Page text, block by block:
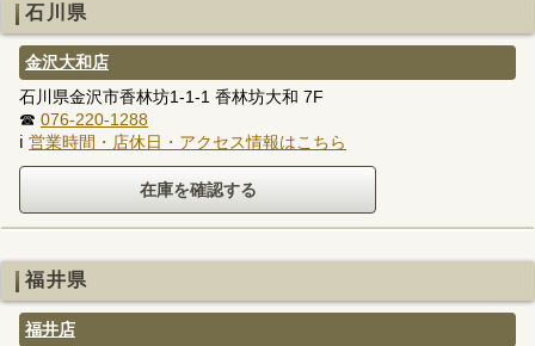
石川県
金沢大和店
石川県金沢市香林坊1-1-1 香林坊大和 7F
☎ 076-220-1288
ℹ 営業時間・店休日・アクセス情報はこちら
福井県
福井店